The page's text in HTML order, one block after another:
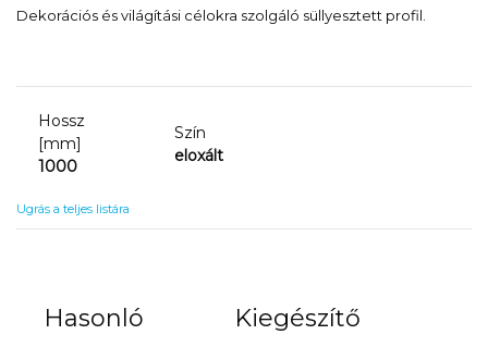
Dekorációs és világítási célokra szolgáló süllyesztett profil.
Hossz
[mm]
1000
Szín
eloxált
Ugrás a teljes listára
Hasonló
Kiegészítő